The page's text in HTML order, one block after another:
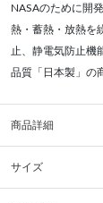
NASAのために開
熱・蓄熱・放熱を
止、静電気防止機
品質「日本製」の
商品詳細
サイズ